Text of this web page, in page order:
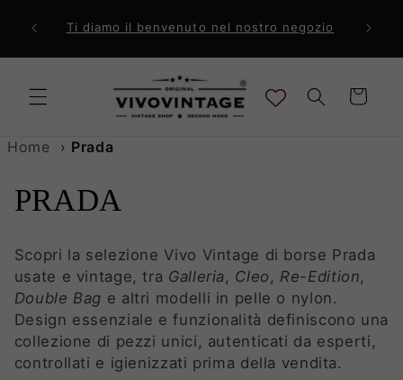
direttamente
ai contenuti
a 99€ Ti diamo il benvenuto nel nostro negozio
Carrello
Home › Prada
C
o
l
l
e
PRADA
Scopri la selezione Vivo Vintage di borse Prada
usate e vintage, tra Galleria, Cleo , Re-Edition,
Double Bag e altri modelli in pelle o nylon.
Design essenziale e funzionalità definiscono una
collezione di pezzi unici, autenticati da esperti,
controllati e igienizzati prima della vendita.